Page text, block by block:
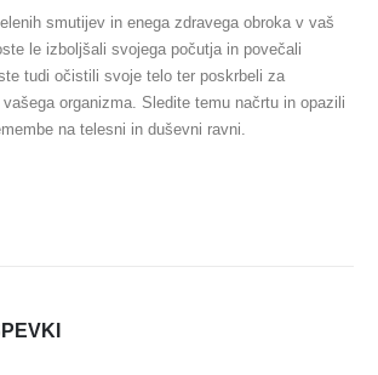
smutijev in enega zdravega obroka v vaš
le izboljšali svojega počutja in povečali
tudi očistili svoje telo ter poskrbeli za
organizma. Sledite temu načrtu in opazili
na telesni in duševni ravni.